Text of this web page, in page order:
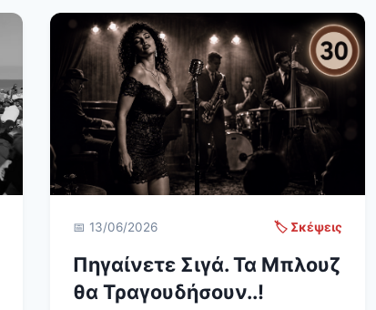
📅 13/06/2026 🏷️ Σκέψεις
Πηγαίνετε Σιγά. Τα Μπλουζ
θα Τραγουδήσουν..!